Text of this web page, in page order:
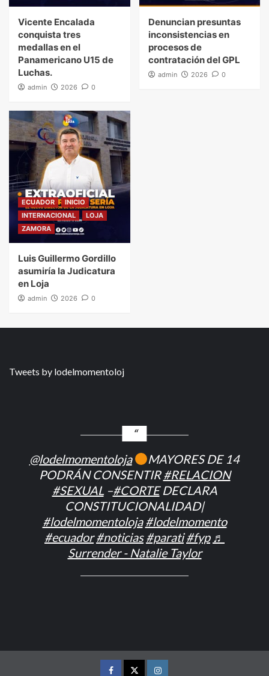
Vicente Encalada
conquista tres
medallas en el
Panamericano U15 de
Luchas.
admin 2026 0
Denuncian presuntas
inconsistencias en
procesos de
contratación del GPL
admin 2026 0
ECUADOR
INICIO
INTERNACIONAL
LOJA
ZAMORA
Luis Guillermo Gordillo
asumiría la Judicatura
en Loja
admin 2026 0
Tweets by lodelmomentoloj
@lodelmomentoloja
MAYORES DE 14
PODRÁN CONSENTIR#RELACION
#SEXUAL –#CORTEDECLARA
CONSTITUCIONALIDAD|
#lodelmomentoloja #lodelmomento
#ecuador #noticias #parati #fyp ♬
Surrender - Natalie Taylor